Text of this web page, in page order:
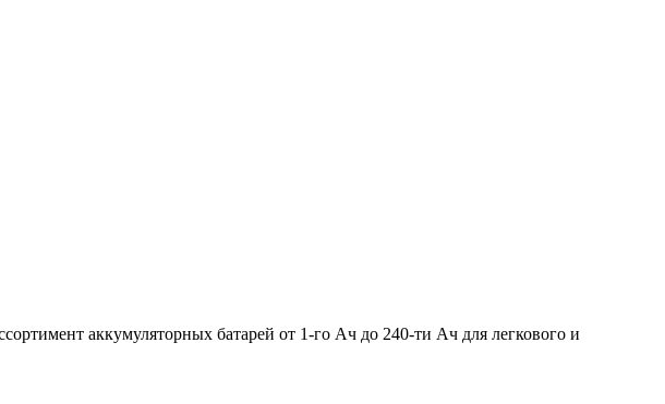
аккумуляторных батарей от 1-го Ач до 240-ти Ач для легкового и